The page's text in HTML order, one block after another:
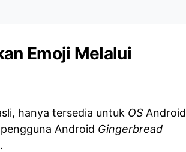
Emoji Melalui
hanya tersedia untuk OS Android
Android Gingerbread